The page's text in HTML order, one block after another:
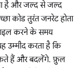
है और जल्द से जल्द
कोड तुरंत जनरेट होता
करने के समय
उम्मीद करता है कि
हैं और बदलेंगे. फ़ुल